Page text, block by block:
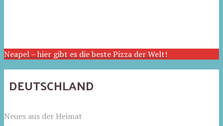
Neapel – hier gibt es die beste Pizza der Welt!
DEUTSCHLAND
Neues aus der Heimat